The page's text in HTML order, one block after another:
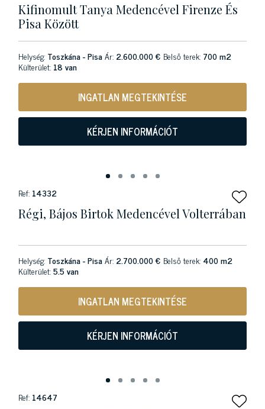
Kifinomult Tanya Medencével Firenze És
Pisa Között
Helység: Toszkána - PisaÁr: 2.600.000 € Belső terek: 700 m2
Külterület: 18 van
INGATLAN MEGTEKINTÉSE
KÉRJEN INFORMÁCIÓT
Ref: 14332
Régi, Bájos Birtok Medencével Volterrában
Helység: Toszkána - PisaÁr: 2.700.000 € Belső terek: 400 m2
Külterület:5.5 van
INGATLAN MEGTEKINTÉSE
KÉRJEN INFORMÁCIÓT
Ref: 14647